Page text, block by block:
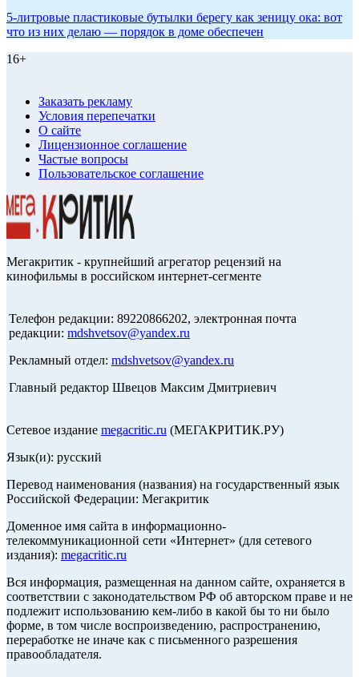
5-литровые пластиковые бутылки берегу как зеницу ока: вот
что из них делаю — порядок в доме обеспечен
16+
Заказать рекламу
Условия перепечатки
О сайте
Лицензионное соглашение
Частые вопросы
Пользовательское соглашение
Мегакритик - крупнейший агрегатор рецензий на
кинофильмы в российском интернет-сегменте
Телефон редакции: 89220866202, электронная почта
редакции: mdshvetsov@yandex.ru
Рекламный отдел: mdshvetsov@yandex.ru
Главный редактор Швецов Максим Дмитриевич
Сетевое издание megacritic.ru (МЕГАКРИТИК.РУ)
Язык(и): русский
Перевод наименования (названия) на государственный язык
Российской Федерации: Мегакритик
Доменное имя сайта в информационно-
телекоммуникационной сети «Интернет» (для сетевого
издания): megacritic.ru
Вся информация, размещенная на данном сайте, охраняется в
соответствии с законодательством РФ об авторском праве и не
подлежит использованию кем-либо в какой бы то ни было
форме, в том числе воспроизведению, распространению,
переработке не иначе как с письменного разрешения
правообладателя.